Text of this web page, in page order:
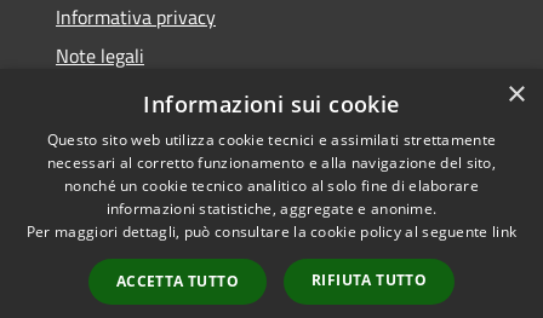
Informativa privacy
Note legali
Dichiarazione di accessibilità
Accessibilità
Copyright © 2026 • Città di
Messina • Powered by
Municipium•
Accesso
redazione
×
Informazioni sui cookie
Questo sito web utilizza cookie tecnici e assimilati strettamente
necessari al corretto funzionamento e alla navigazione del sito,
nonché un cookie tecnico analitico al solo fine di elaborare
informazioni statistiche, aggregate e anonime.
Per maggiori dettagli, può consultare la cookie policy al seguente link
ACCETTA TUTTO RIFIUTA TUTTO